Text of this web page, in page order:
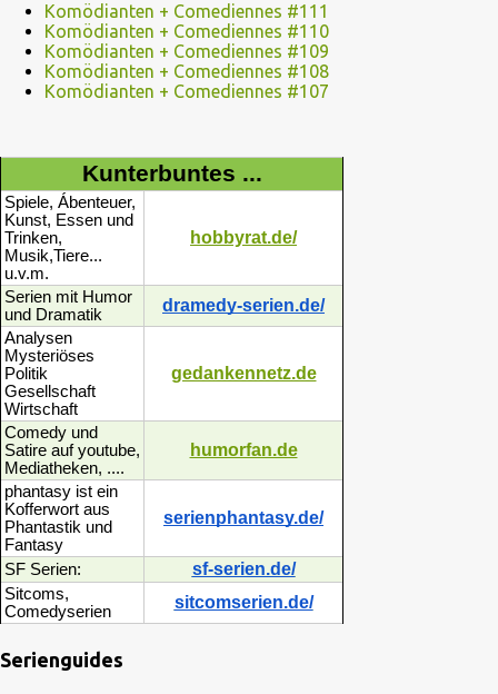
Komödianten + Comediennes #111
Komödianten + Comediennes #110
Komödianten + Comediennes #109
Komödianten + Comediennes #108
Komödianten + Comediennes #107
Kunterbuntes ...
Spiele, Ábenteuer,
Kunst, Essen und
Trinken,
Musik,Tiere...
u.v.m.
hobbyrat.de/
Serien mit Humor
und Dramatik
dramedy-serien.de/
Analysen
Mysteriöses
Politik
Gesellschaft
Wirtschaft
gedankennetz.de
Comedy und
Satire auf youtube,
Mediatheken, ....
humorfan.de
phantasy ist ein
Kofferwort aus
Phantastik und
Fantasy
serienphantasy.de/
SF Serien: sf-serien.de/
Sitcoms,
Comedyserien
sitcomserien.de/
Serienguides